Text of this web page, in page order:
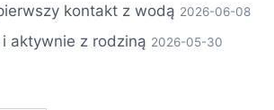
kontakt z wodą 2026-06-08
aktywnie z rodziną 2026-05-30